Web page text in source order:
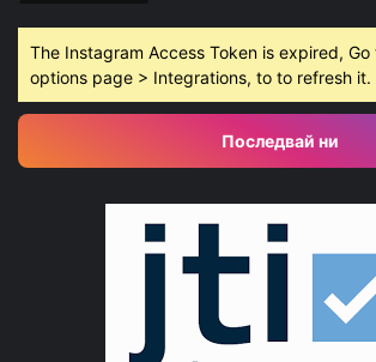
The Instagram Access Token is expired,
options page > Integrations, to to refresh it.
Последвай ни